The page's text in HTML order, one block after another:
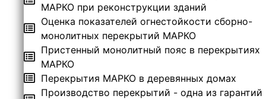
МАРКО при реконструкции зданий
Оценка показателей огнестойкости сборно-
монолитных перекрытий МАРКО
Пристенный монолитный пояс в перекрытиях
МАРКО
Перекрытия МАРКО в деревянных домах
Производство перекрытий - одна из гарантий